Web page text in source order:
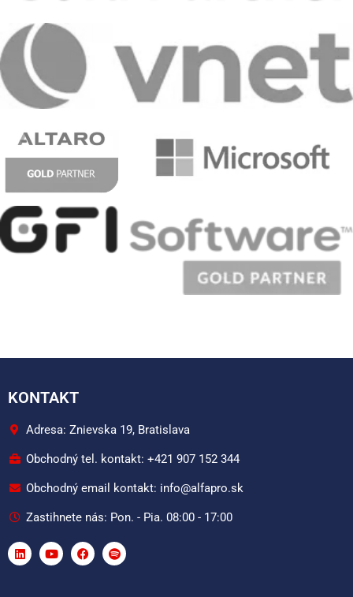
KONTAKT
Adresa: Znievska 19, Bratislava
Obchodný tel. kontakt: +421 907 152 344
Obchodný email kontakt: info@alfapro.sk
Zastihnete nás: Pon. - Pia. 08:00 - 17:00